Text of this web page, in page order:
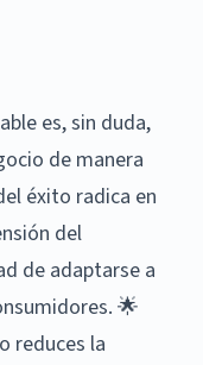
es, sin duda,
de manera
éxito radica en
del
de adaptarse a
🌟
reduces la